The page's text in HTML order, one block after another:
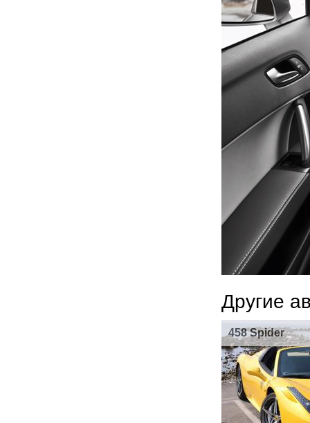
Другие
458 Spider